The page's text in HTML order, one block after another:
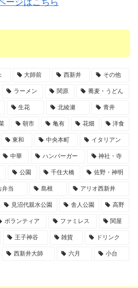
大師前 西新井 その他
ラーメン 関原 蕎麦・うどん
生花 北綾瀬 青井
朝市 亀有 花畑 洋食
東和 中央本町 イタリアン
中華 ハンバーガー 神社・寺
公園 千住大橋 佐野・神明
弁当 島根 アリオ西新井
見沼代親水公園 舎人公園 高野
ボランティア ファミレス 関屋
王子神谷 雑貨 ドリンク
西新井大師 六月 小台